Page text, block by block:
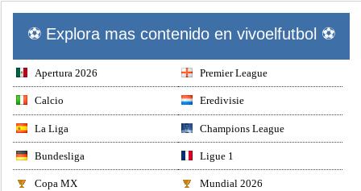
⚽ Explora mas contenido en vivoelfutbol ⚽
Apertura 2026 Premier League
Calcio Eredivisie
La Liga Champions League
Bundesliga Ligue 1
Copa MX Mundial 2026